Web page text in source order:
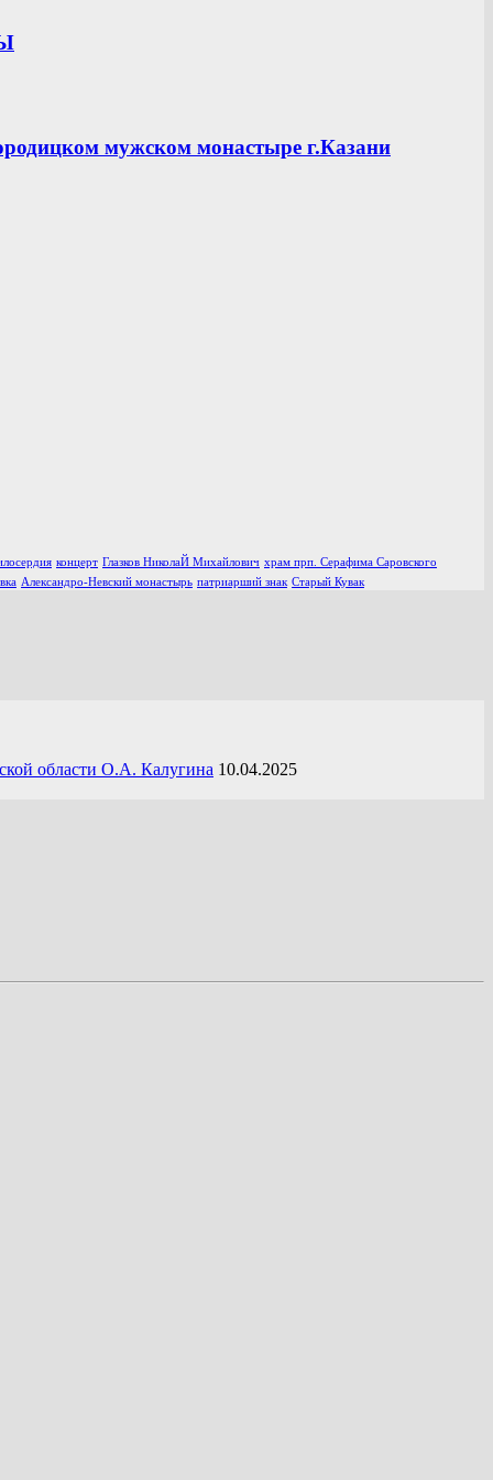
мужском монастыре г.Казани
концерт Глазков НиколаЙ Михайлович храм прп. Серафима Саровского
Александро-Невский монастырь патриарший знак Старый Кувак
области О.А. Калугина 10.04.2025